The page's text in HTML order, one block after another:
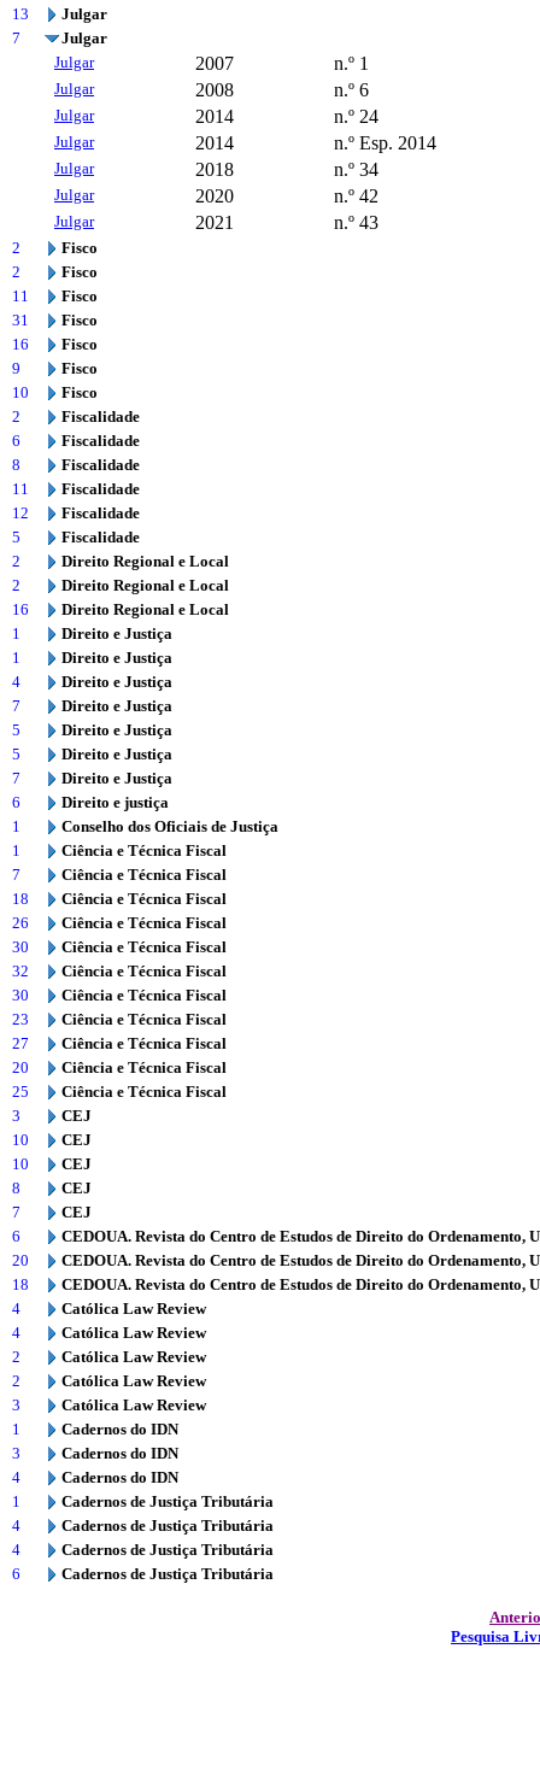
13
Julgar
7
Julgar
Julgar
2007 n.º 1
Julgar 2008 n.º 6
Julgar 2014 n.º 24
Julgar 2014 n.º Esp. 2014
Julgar 2018 n.º 34
Julgar 2020 n.º 42
Julgar 2021 n.º 43
2
Fisco
2
Fisco
11
Fisco
31
Fisco
16
Fisco
9
Fisco
10
Fisco
2
Fiscalidade
6
Fiscalidade
8
Fiscalidade
11
Fiscalidade
12
Fiscalidade
5
Fiscalidade
2
Direito Regional e Local
2
Direito Regional e Local
16
Direito Regional e Local
1
Direito e Justiça
1
Direito e Justiça
4
Direito e Justiça
7
Direito e Justiça
5
Direito e Justiça
5
Direito e Justiça
7
Direito e Justiça
6
Direito e justiça
1
Conselho dos Oficiais de Justiça
1
Ciência e Técnica Fiscal
7
Ciência e Técnica Fiscal
18
Ciência e Técnica Fiscal
26
Ciência e Técnica Fiscal
30
Ciência e Técnica Fiscal
32
Ciência e Técnica Fiscal
30
Ciência e Técnica Fiscal
23
Ciência e Técnica Fiscal
27
Ciência e Técnica Fiscal
20
Ciência e Técnica Fiscal
25
Ciência e Técnica Fiscal
3
CEJ
10
CEJ
10
CEJ
8
CEJ
7
CEJ
6
CEDOUA. Revista do Centro de Estudos de Direito do Ordenamento,
20
CEDOUA. Revista do Centro de Estudos de Direito do Ordenamento,
18
CEDOUA. Revista do Centro de Estudos de Direito do Ordenamento,
4
Católica Law Review
4
Católica Law Review
2
Católica Law Review
2
Católica Law Review
3
Católica Law Review
1
Cadernos do IDN
3
Cadernos do IDN
4
Cadernos do IDN
1
Cadernos de Justiça Tributária
4
Cadernos de Justiça Tributária
4
Cadernos de Justiça Tributária
6
Cadernos de Justiça Tributária
Pesquisa